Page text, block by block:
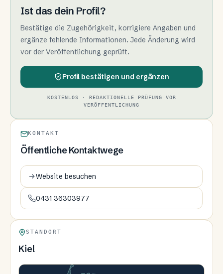
Ist das dein Profil?
Bestätige die Zugehörigkeit, korrigiere Angaben und
ergänze fehlende Informationen. Jede Änderung wird
vor der Veröffentlichung geprüft.
Profil bestätigen und ergänzen
KOSTENLOS · REDAKTIONELLE PRÜFUNG VOR
VERÖFFENTLICHUNG
KONTAKT
Öffentliche Kontaktwege
Website besuchen
0431 36303977
STANDORT
Kiel